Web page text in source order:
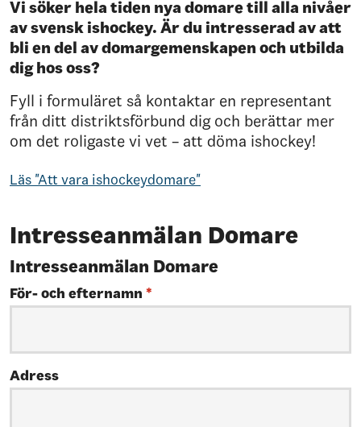
Vi söker hela tiden nya domare till alla nivåer
av svensk ishockey. Är du intresserad av att
bli en del av domargemenskapen och utbilda
dig hos oss?
Fyll i formuläret så kontaktar en representant
från ditt distriktsförbund dig och berättar mer
om det roligaste vi vet – att döma ishockey!
Läs "Att vara ishockeydomare"
Intresseanmälan Domare
Intresseanmälan Domare
För- och efternamn *
Adress